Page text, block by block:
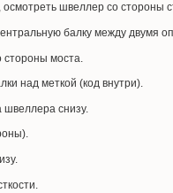
швеллер со стороны
балку между двумя
стороны моста.
над меткой (код внутри).
швеллера снизу.